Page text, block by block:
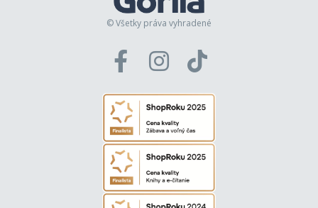
© Všetky práva vyhradené